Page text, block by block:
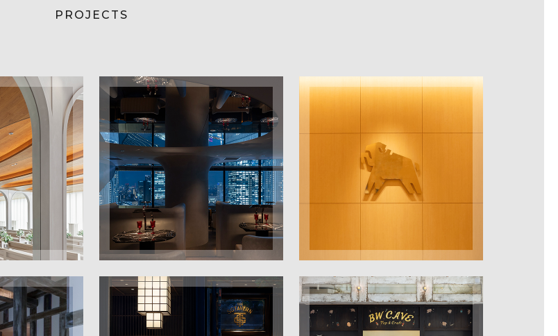
PROJECTS